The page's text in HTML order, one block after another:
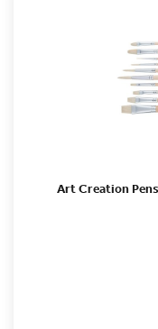
Art Creation